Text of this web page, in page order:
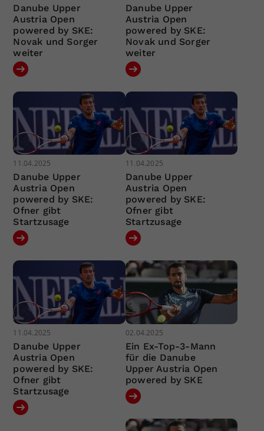
Danube Upper
Austria Open
powered by SKE:
Novak und Sorger
weiter
Danube Upper
Austria Open
powered by SKE:
Novak und Sorger
weiter
11.04.2025
Danube Upper
Austria Open
powered by SKE:
Ofner gibt
Startzusage
11.04.2025
Danube Upper
Austria Open
powered by SKE:
Ofner gibt
Startzusage
11.04.2025
Danube Upper
Austria Open
powered by SKE:
Ofner gibt
Startzusage
02.04.2025
Ein Ex-Top-3-Mann
für die Danube
Upper Austria Open
powered by SKE